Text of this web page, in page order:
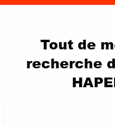
Tout de
recherche